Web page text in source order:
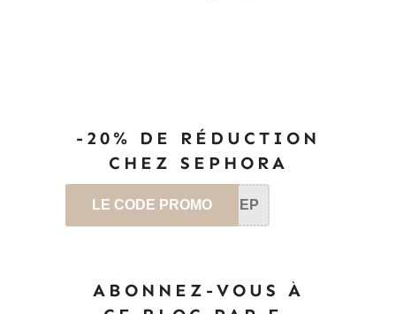
-20% DE RÉDUCTION
CHEZ SEPHORA
LE CODE PROMO SEP
ABONNEZ-VOUS À